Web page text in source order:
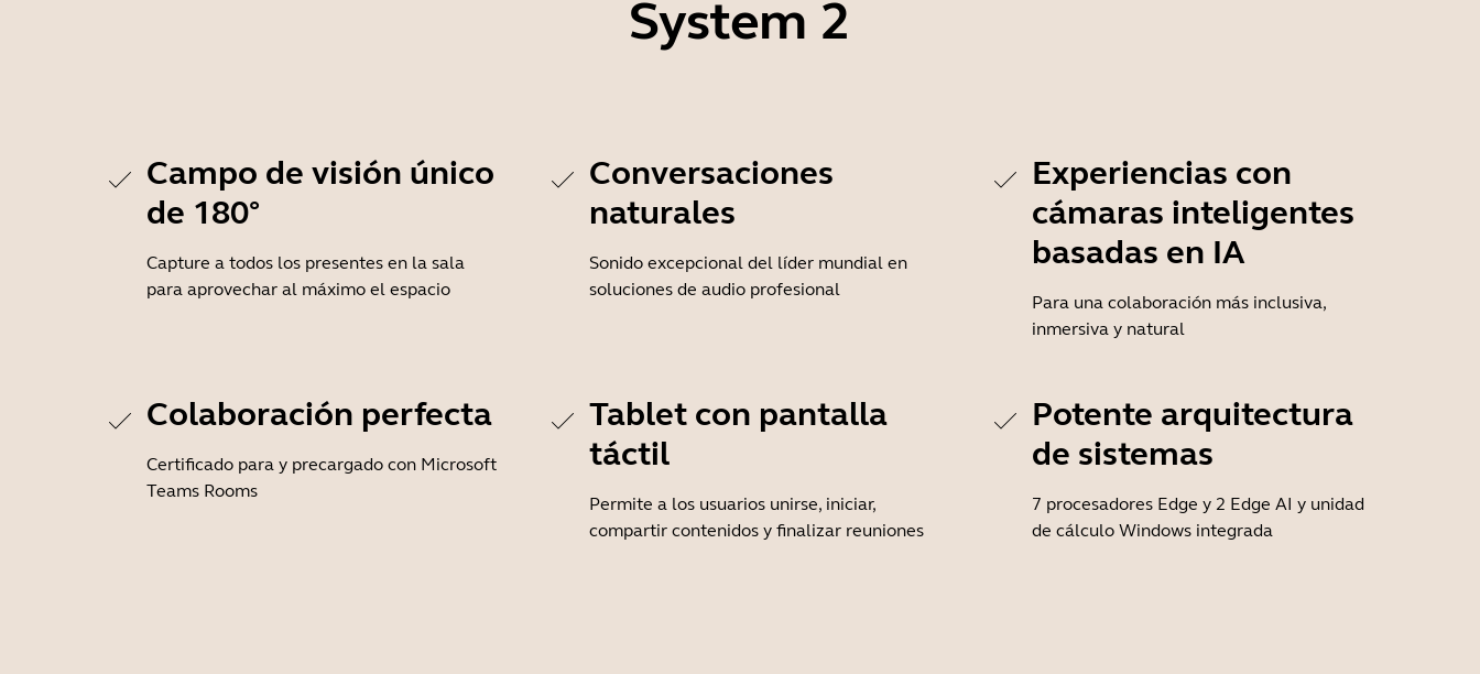
System 2
Campo de visión único
de 180°
Capture a todos los presentes en la sala
para aprovechar al máximo el espacio
Conversaciones
naturales
Sonido excepcional del líder mundial en
soluciones de audio profesional
Experiencias con
cámaras inteligentes
basadas en IA
Para una colaboración más inclusiva,
inmersiva y natural
Colaboración perfecta
Certificado para y precargado con Microsoft
Teams Rooms
Tablet con pantalla
táctil
Permite a los usuarios unirse, iniciar,
compartir contenidos y finalizar reuniones
Potente arquitectura
de sistemas
7 procesadores Edge y 2 Edge AI y unidad
de cálculo Windows integrada